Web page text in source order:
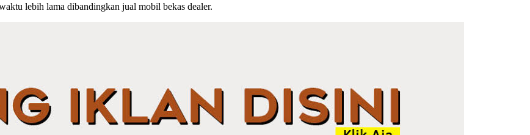
lebih lama dibandingkan jual mobil bekas dealer.